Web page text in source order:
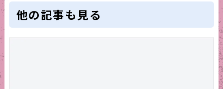
他の記事も見る